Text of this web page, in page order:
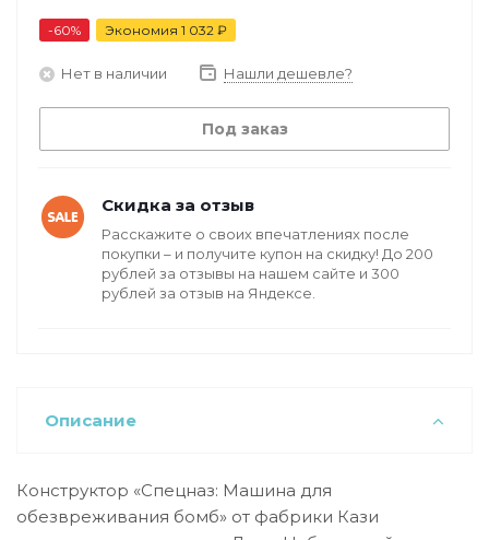
-60% Экономия 1 032 ₽
Нет в наличии Нашли дешевле?
Под заказ
Скидка за отзыв
Расскажите о своих впечатлениях после
покупки – и получите купон на скидку! До 200
рублей за отзывы на нашем сайте и 300
рублей за отзыв на Яндексе.
Описание
Конструктор «Спецназ: Машина для
обезвреживания бомб» от фабрики Кази